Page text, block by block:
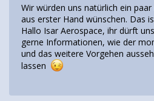
Wir würden uns natürlich ein
aus erster Hand wünschen. Das
Hallo Isar Aerospace, ihr dürft
gerne Informationen, wie der
und das weitere Vorgehen
lassen